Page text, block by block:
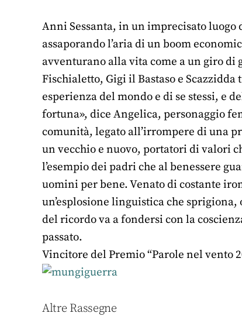
Anni Sessanta, in un imprecisato luogo
assaporando l’aria di un boom
avventurano alla vita come a un giro di
Fischialetto, Gigi il Bastaso e
esperienza del mondo e di se stessi, e
fortuna», dice Angelica, personaggio
comunità, legato all’irrompere di una
un vecchio e nuovo, portatori di valori
l’esempio dei padri che al benessere
uomini per bene. Venato di costante
un’esplosione linguistica che
del ricordo va a fondersi con la
passato.
Vincitore del Premio “Parole nel vento
Altre Rassegne